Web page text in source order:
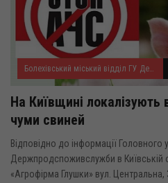
Болехівський міський відділ ГУ Держпродспоживслужби
На Київщині
чуми свиней
Відповідно до інформації Головного
Держпродспоживслужби в Київській
«Агрофірма Глушки» вул. Центральна,